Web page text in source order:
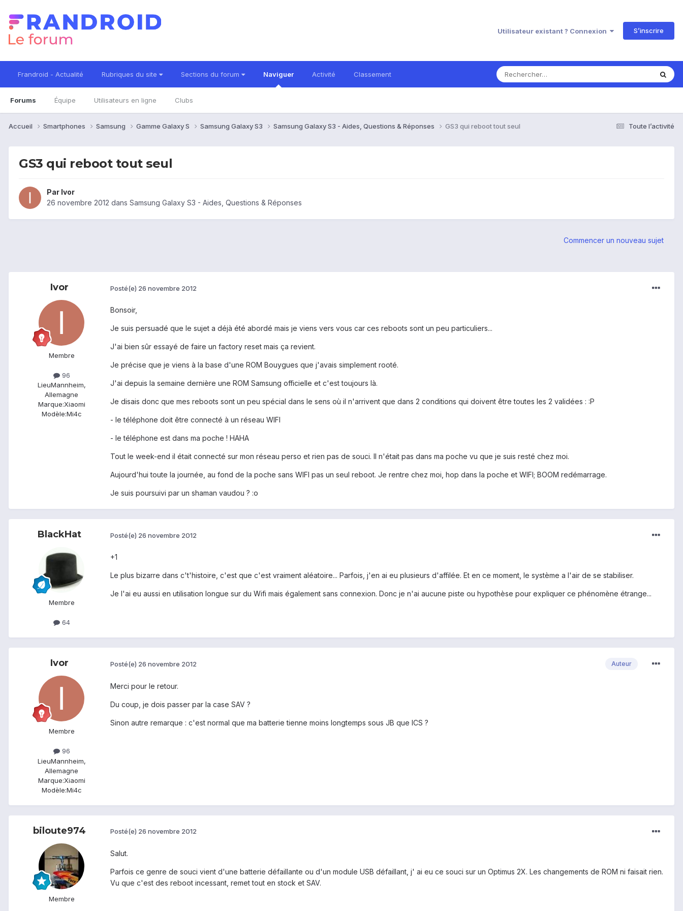
Utilisateur existant ? Connexion S’inscrire
Frandroid - Actualité Rubriques du site Sections du forum Naviguer
Forums Équipe Utilisateurs en ligne Clubs
Activité Classement
Toute l’activité
Accueil Smartphones Samsung Gamme Galaxy S Samsung Galaxy S3 Samsung Galaxy S3 - Aides, Questions & Réponses GS3 qui reboot tout seul
GS3 qui reboot tout seul
Par Ivor
26 novembre 2012 dans Samsung Galaxy S3 - Aides, Questions & Réponses
Commencer un nouveau sujet
Ivor
Membre
96
LieuMannheim,
Allemagne
Marque:Xiaomi
Modèle:Mi4c
Posté(e) 26 novembre 2012
Bonsoir,
Je suis persuadé que le sujet a déjà été abordé mais je viens vers vous car ces reboots sont un peu particuliers...
J'ai bien sûr essayé de faire un factory reset mais ça revient.
Je précise que je viens à la base d'une ROM Bouygues que j'avais simplement rooté.
J'ai depuis la semaine dernière une ROM Samsung officielle et c'est toujours là.
Je disais donc que mes reboots sont un peu spécial dans le sens où il n'arrivent que dans 2 conditions qui doivent être toutes les 2 validées : :P
- le téléphone doit être connecté à un réseau WIFI
- le téléphone est dans ma poche ! HAHA
Tout le week-end il était connecté sur mon réseau perso et rien pas de souci. Il n'était pas dans ma poche vu que je suis resté chez moi.
Aujourd'hui toute la journée, au fond de la poche sans WIFI pas un seul reboot. Je rentre chez moi, hop dans la poche et WIFI; BOOM redémarrage.
Je suis poursuivi par un shaman vaudou ? :o
BlackHat
Membre
64
Posté(e) 26 novembre 2012
+1
Le plus bizarre dans c't'histoire, c'est que c'est vraiment aléatoire... Parfois, j'en ai eu plusieurs d'affilée. Et en ce moment, le système a l'air de se stabiliser.
Je l'ai eu aussi en utilisation longue sur du Wifi mais également sans connexion. Donc je n'ai aucune piste ou hypothèse pour expliquer ce phénomène étrange...
Ivor
Membre
96
LieuMannheim,
Allemagne
Marque:Xiaomi
Modèle:Mi4c
Auteur
Posté(e) 26 novembre 2012
Merci pour le retour.
Du coup, je dois passer par la case SAV ?
Sinon autre remarque : c'est normal que ma batterie tienne moins longtemps sous JB que ICS ?
biloute974
Membre
Posté(e) 26 novembre 2012
Salut.
Parfois ce genre de souci vient d'une batterie défaillante ou d'un module USB défaillant, j' ai eu ce souci sur un Optimus 2X. Les changements de ROM ni faisait rien.
Vu que c'est des reboot incessant, remet tout en stock et SAV.